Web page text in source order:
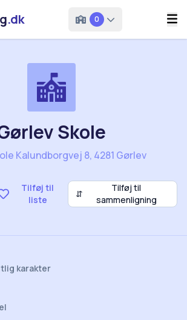
.dk 0
Tilføj til
liste
⇵
Tilføj til
sammenligning
Skole
Kalundborgvej 8, 4281 Gørlev
karakter